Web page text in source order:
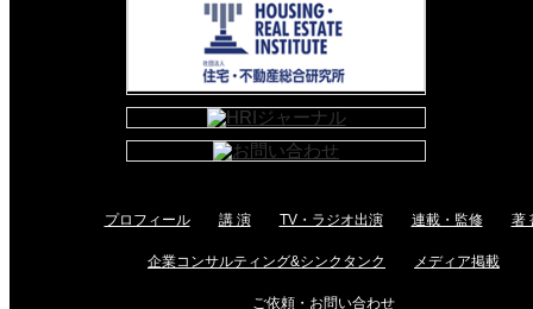
プロフィール 講 演 TV・ラジオ出演 連載・監修 著
企業コンサルティング&シンクタンク メディア掲載
ご依頼・お問い合わせ